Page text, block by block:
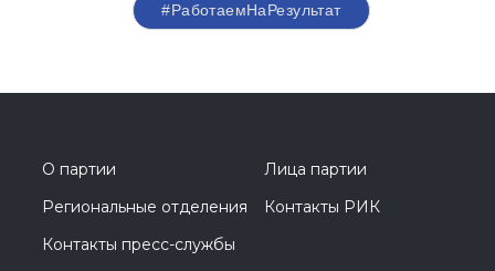
#РаботаемНаРезультат
О партии
Лица партии
Региональные отделения
Контакты РИК
Контакты пресс-службы